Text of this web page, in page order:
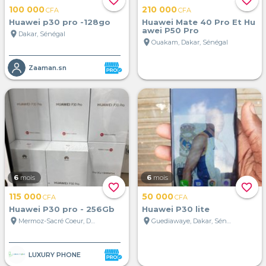
100 000CFA
Huawei p30 pro -128go
location_on Dakar, Sénégal
Zaaman.sn
210 000CFA
Huawei Mate 40 Pro Et Hu
awei P50 Pro
location_on Ouakam, Dakar, Sénégal
favorite_border
6 mois
115 000CFA
Huawei P30 pro - 256Gb
location_on
Mermoz-Sacré Coeur, Dakar, Sénégal
LUXURY PHONE
favorite_border
6 mois
50 000CFA
Huawei P30 lite
location_on
Guediawaye, Dakar, Sénégal